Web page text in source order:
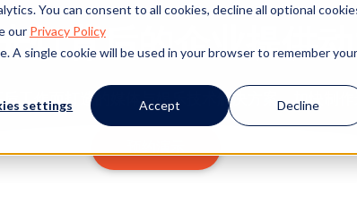
You can consent to all cookies, decline all optional
our Privacy Policy
A single cookie will be used in your browser to remember your
settings Accept Decline
灯背后的企业提供
后工作而打造的媒体与娱乐技术解决方案，加快制